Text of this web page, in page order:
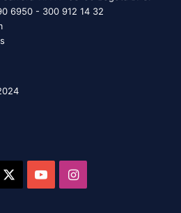
6950 - 300 912 14 32
YouTubeInstagram